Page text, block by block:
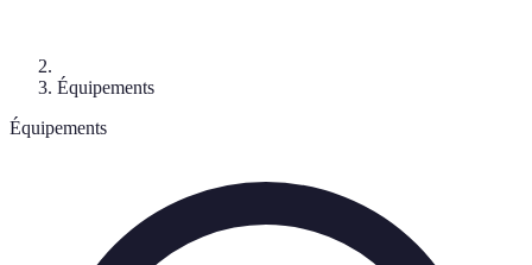
Équipements
Équipements